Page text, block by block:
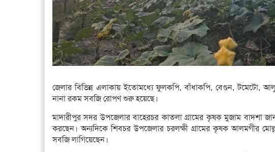
জেলার বিভিন্ন এলাকায় ইতোমধ্যে ফুলকপি, বাঁধাকপি, বেগুন, টমেটো,
নানা রকম সবজি রোপণ শুরু হয়েছে।
মাদারীপুর সদর উপজেলার বাহেরচর কাতলা গ্রামের কৃষক মুজাম
করছেন। অন্যদিকে শিবচর উপজেলার চরলক্ষী গ্রামের কৃষক আলমগীর
সবজি লাগিয়েছেন।